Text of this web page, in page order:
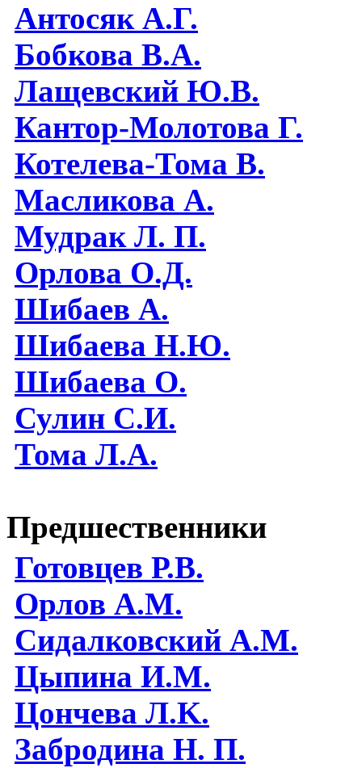
Антосяк А.Г.
Бобкова В.А.
Лащевский Ю.В.
Кантор-Молотова Г.
Котелева-Тома В.
Масликова А.
Мудрак Л. П.
Орлова О.Д.
Шибаев А.
Шибаева Н.Ю.
Шибаева O.
Сулин С.И.
Тома Л.А.
Предшественники
Готовцев Р.В.
Орлов А.М.
Сидалковский А.М.
Цыпина И.М.
Цончева Л.K.
Забродина Н. П.